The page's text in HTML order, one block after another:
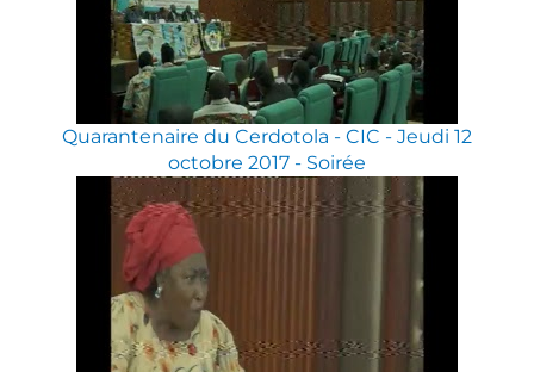
Quarantenaire du Cerdotola - CIC - Jeudi 12
octobre 2017 - Soirée